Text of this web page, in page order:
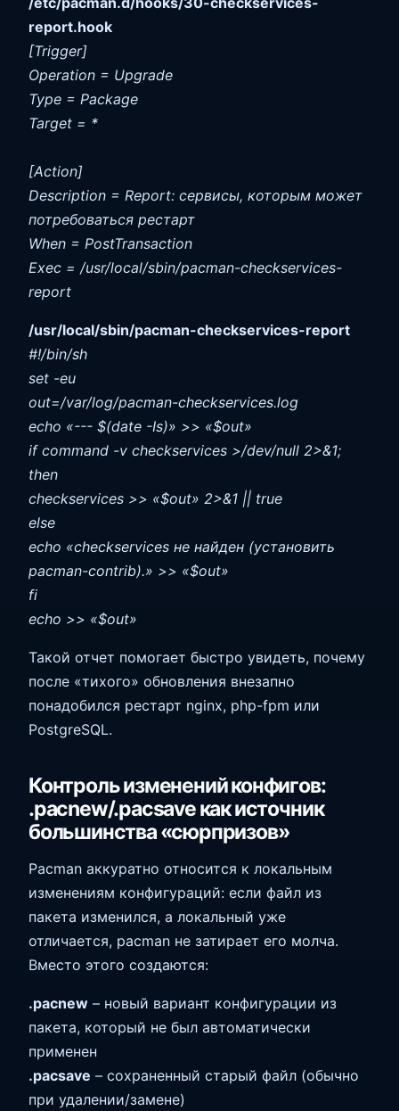
report.hook
[Trigger]
Operation = Upgrade
Type = Package
Target = *
[Action]
Description = Report: сервисы, которым может
потребоваться рестарт
When = PostTransaction
Exec = /usr/local/sbin/pacman-checkservices-
report
/usr/local/sbin/pacman-checkservices-report
#!/bin/sh
set -eu
out=/var/log/pacman-checkservices.log
echo «--- $(date -Is)» >> «$out»
if command -v checkservices >/dev/null 2>&1;
then
checkservices >> «$out» 2>&1 || true
else
echo «checkservices не найден (установить
pacman-contrib).» >> «$out»
fi
echo >> «$out»
Такой отчет помогает быстро увидеть, почему
после «тихого» обновления внезапно
понадобился рестарт nginx, php-fpm или
PostgreSQL.
Контроль изменений конфигов:
.pacnew/.pacsave как источник
большинства «сюрпризов»
Pacman аккуратно относится к локальным
изменениям конфигураций: если файл из
пакета изменился, а локальный уже
отличается, pacman не затирает его молча.
Вместо этого создаются:
.pacnew – новый вариант конфигурации из
пакета, который не был автоматически
применен
.pacsave – сохраненный старый файл (обычно
при удалении/замене)